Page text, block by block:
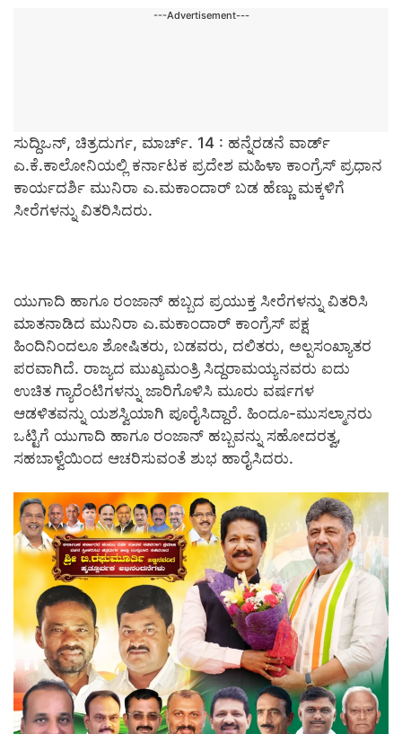
---Advertisement---
ಸುದ್ದಿಒನ್, ಚಿತ್ರದುರ್ಗ, ಮಾರ್ಚ್. 14 : ಹನ್ನೆರಡನೆ ವಾರ್ಡ್
ಎ.ಕೆ.ಕಾಲೋನಿಯಲ್ಲಿ ಕರ್ನಾಟಕ ಪ್ರದೇಶ ಮಹಿಳಾ ಕಾಂಗ್ರೆಸ್ ಪ್ರಧಾನ
ಕಾರ್ಯದರ್ಶಿ ಮುನಿರಾ ಎ.ಮಕಾಂದಾರ್ ಬಡ ಹೆಣ್ಣು ಮಕ್ಕಳಿಗೆ
ಸೀರೆಗಳನ್ನು ವಿತರಿಸಿದರು.
ಯುಗಾದಿ ಹಾಗೂ ರಂಜಾನ್ ಹಬ್ಬದ ಪ್ರಯುಕ್ತ ಸೀರೆಗಳನ್ನು ವಿತರಿಸಿ
ಮಾತನಾಡಿದ ಮುನಿರಾ ಎ.ಮಕಾಂದಾರ್ ಕಾಂಗ್ರೆಸ್ ಪಕ್ಷ
ಹಿಂದಿನಿಂದಲೂ ಶೋಷಿತರು, ಬಡವರು, ದಲಿತರು, ಅಲ್ಪಸಂಖ್ಯಾತರ
ಪರವಾಗಿದೆ. ರಾಜ್ಯದ ಮುಖ್ಯಮಂತ್ರಿ ಸಿದ್ದರಾಮಯ್ಯನವರು ಐದು
ಉಚಿತ ಗ್ಯಾರೆಂಟಿಗಳನ್ನು ಜಾರಿಗೊಳಿಸಿ ಮೂರು ವರ್ಷಗಳ
ಆಡಳಿತವನ್ನು ಯಶಸ್ವಿಯಾಗಿ ಪೂರೈಸಿದ್ದಾರೆ. ಹಿಂದೂ-ಮುಸಲ್ಮಾನರು
ಒಟ್ಟಿಗೆ ಯುಗಾದಿ ಹಾಗೂ ರಂಜಾನ್ ಹಬ್ಬವನ್ನು ಸಹೋದರತ್ವ,
ಸಹಬಾಳ್ವೆಯಿಂದ ಆಚರಿಸುವಂತೆ ಶುಭ ಹಾರೈಸಿದರು.